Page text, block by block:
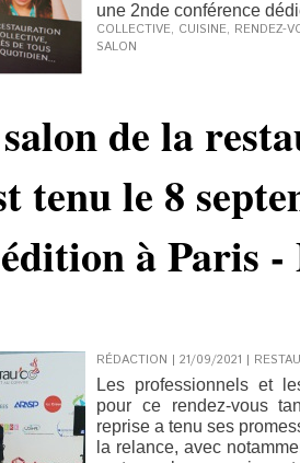
une 2nde conférence
COLLECTIVE, CUISINE, RENDEZ-
SALON
de la
tenu le 8
à Paris -
RÉDACTION | 21/09/2021 |
Les professionnels et
pour ce rendez-vous
reprise a tenu ses
la relance, avec